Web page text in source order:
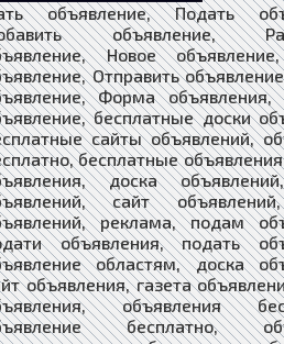
объявление, Подать
объявление,
Новое
Отправить
Форма объявления,
бесплатные доски
сайты объявлений,
бесплатные
доска
сайт
реклама, подам
объявления, подать
областям, доска
объявления, газета
объявления
бесплатно,